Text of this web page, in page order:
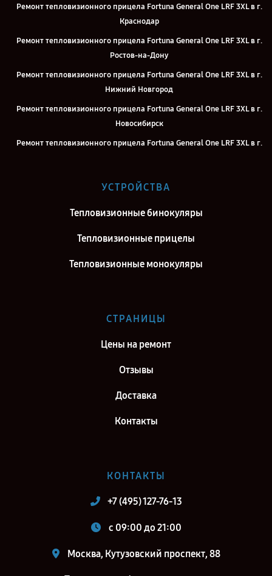
Ремонт тепловизионного прицела Fortuna General One LRF 3XL в г.
Краснодар
Ремонт тепловизионного прицела Fortuna General One LRF 3XL в г.
Ростов-на-Дону
Ремонт тепловизионного прицела Fortuna General One LRF 3XL в г.
Нижний Новгород
Ремонт тепловизионного прицела Fortuna General One LRF 3XL в г.
Новосибирск
Ремонт тепловизионного прицела Fortuna General One LRF 3XL в г.
Екатеринбург
Ремонт тепловизионного прицела Fortuna General One LRF 3XL в г.
Ремонт тепловизионного прицела Fortuna General One LRF 3XL в г.
Воронеж
Ремонт тепловизионного прицела Fortuna General One LRF 3XL в г.
Ремонт тепловизионного прицела Fortuna General One LRF 3XL в г.
Санкт-Петербург
УСТРОЙСТВА
Тепловизионные бинокуляры
Тепловизионные прицелы
Тепловизионные монокуляры
СТРАНИЦЫ
Цены на ремонт
Отзывы
Доставка
Контакты
КОНТАКТЫ
+7 (495) 127-76-13
c 09:00 до 21:00
Москва, Кутузовский проспект, 88